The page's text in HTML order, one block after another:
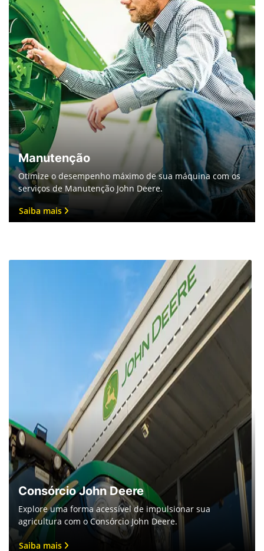
Manutenção
Otimize o desempenho máximo de sua máquina com os
serviços de Manutenção John Deere.
Saiba mais
Consórcio John Deere
Explore uma forma acessível de impulsionar sua
agricultura com o Consórcio John Deere.
Saiba mais